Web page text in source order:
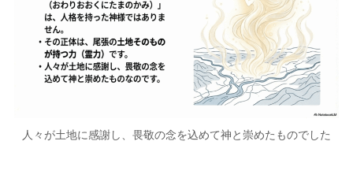
人々が土地に感謝し、畏敬の念を込めて神と崇めたものでした